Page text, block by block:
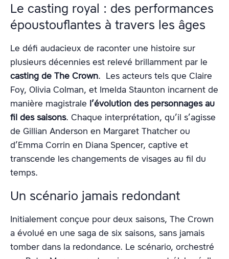
Le casting royal : des performances
époustouflantes à travers les âges
Le défi audacieux de raconter une histoire sur
plusieurs décennies est relevé brillamment par le
casting de The Crown. Les acteurs tels que Claire
Foy, Olivia Colman, et Imelda Staunton incarnent de
manière magistrale l’évolution des personnages au
fil des saisons. Chaque interprétation, qu’il s’agisse
de Gillian Anderson en Margaret Thatcher ou
d’Emma Corrin en Diana Spencer, captive et
transcende les changements de visages au fil du
temps.
Un scénario jamais redondant
Initialement conçue pour deux saisons, The Crown
a évolué en une saga de six saisons, sans jamais
tomber dans la redondance. Le scénario, orchestré